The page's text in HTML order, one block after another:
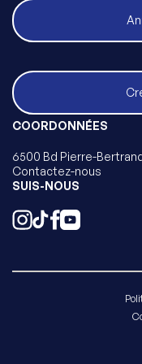
COORDONNÉES
6500 Bd Pierre-
Contactez-nous
SUIS-NOUS